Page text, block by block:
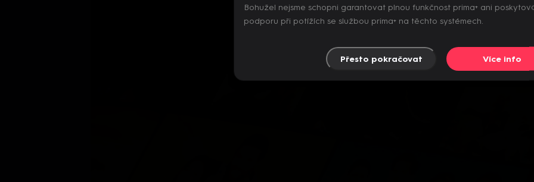
Bohužel nejsme schopni garantovat plnou funkčnost prima+ ani
podporu při potížích se službou prima+ na těchto systémech.
Přesto pokračovat Více info